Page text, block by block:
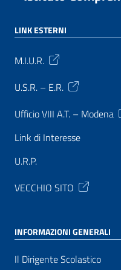
LINK ESTERNI
M.I.U.R.
U.S.R. – E.R.
Ufficio VIII A.T. – Modena
Link di Interesse
U.R.P.
VECCHIO SITO
INFORMAZIONI GENERALI
Il Dirigente Scolastico